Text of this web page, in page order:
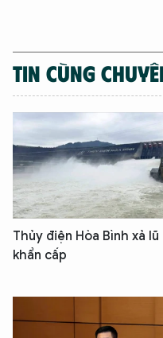
TIN CÙNG
Thủy điện Hòa Bình xả lũ
khẩn cấp